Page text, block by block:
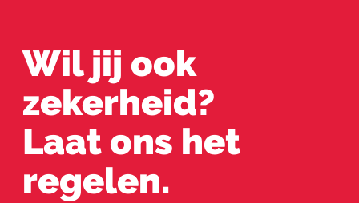
Wil jij ook
zekerheid?
Laat ons het
regelen.